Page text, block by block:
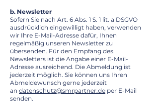
b. Newsletter
Sofern Sie nach Art. 6 Abs. 1 S. 1 lit. a DSGVO
ausdrücklich eingewilligt haben, verwenden
wir Ihre E-Mail-Adresse dafür, Ihnen
regelmäßig unseren Newsletter zu
übersenden. Für den Empfang des
Newsletters ist die Angabe einer E-Mail-
Adresse ausreichend. Die Abmeldung ist
jederzeit möglich. Sie können uns Ihren
Abmeldewunsch gerne jederzeit
an datenschutz@smrpartner.de per E-Mail
senden.